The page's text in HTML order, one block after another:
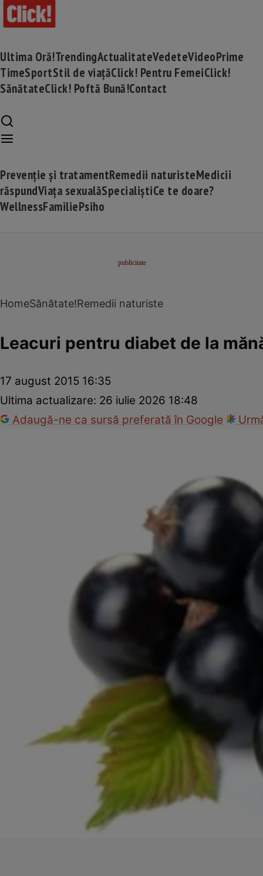
Ultima Oră!TrendingActualitateVedeteVideoPrime
TimeSportStil de viațăClick! Pentru FemeiClick!
SănătateClick! Poftă Bună!Contact
Prevenție și tratamentRemedii naturisteMedicii
răspundViața sexualăSpecialiștiCe te doare?
WellnessFamiliePsiho
HomeSănătate!Remedii naturiste
Leacuri pentru diabet de la
17 august 2015 16:35
Ultima actualizare: 26 iulie 2026 18:48
Adaugă-ne ca sursă preferată în Google